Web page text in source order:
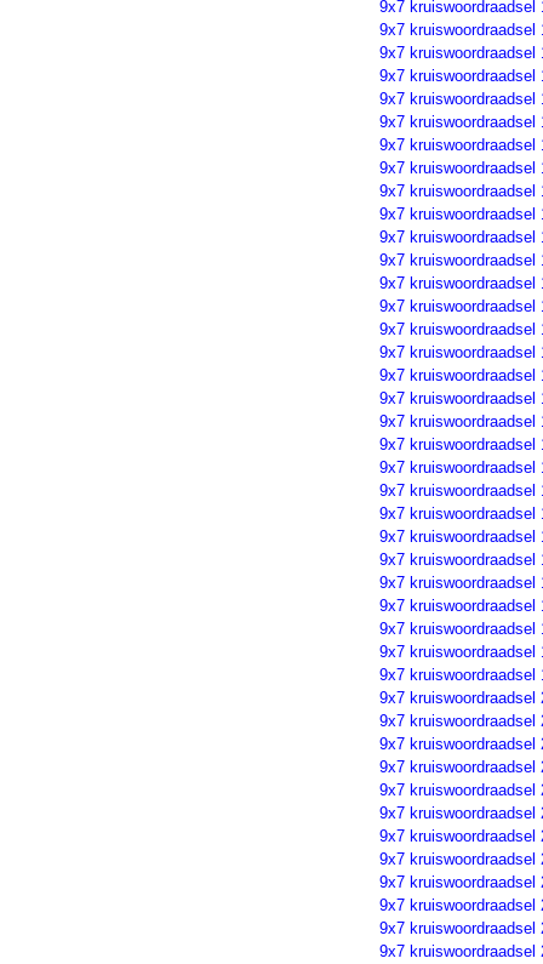
9x7 kruiswoordraadsel
9x7 kruiswoordraadsel
9x7 kruiswoordraadsel
9x7 kruiswoordraadsel
9x7 kruiswoordraadsel
9x7 kruiswoordraadsel
9x7 kruiswoordraadsel
9x7 kruiswoordraadsel
9x7 kruiswoordraadsel
9x7 kruiswoordraadsel
9x7 kruiswoordraadsel
9x7 kruiswoordraadsel
9x7 kruiswoordraadsel
9x7 kruiswoordraadsel
9x7 kruiswoordraadsel
9x7 kruiswoordraadsel
9x7 kruiswoordraadsel
9x7 kruiswoordraadsel
9x7 kruiswoordraadsel
9x7 kruiswoordraadsel
9x7 kruiswoordraadsel
9x7 kruiswoordraadsel
9x7 kruiswoordraadsel
9x7 kruiswoordraadsel
9x7 kruiswoordraadsel
9x7 kruiswoordraadsel
9x7 kruiswoordraadsel
9x7 kruiswoordraadsel
9x7 kruiswoordraadsel
9x7 kruiswoordraadsel
9x7 kruiswoordraadsel
9x7 kruiswoordraadsel
9x7 kruiswoordraadsel
9x7 kruiswoordraadsel
9x7 kruiswoordraadsel
9x7 kruiswoordraadsel
9x7 kruiswoordraadsel
9x7 kruiswoordraadsel
9x7 kruiswoordraadsel
9x7 kruiswoordraadsel
9x7 kruiswoordraadsel
9x7 kruiswoordraadsel